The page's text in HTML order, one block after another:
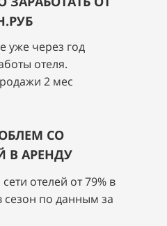
СО
В АРЕНДУ
уже через год
отеля.
2 мес
отелей от 79% в
сезон по данным за